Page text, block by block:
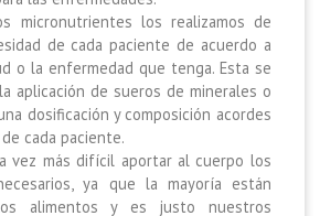
micronutrientes los realizamos de
de cada paciente de acuerdo a
o la enfermedad que tenga. Esta se
aplicación de sueros de minerales o
dosificación y composición acordes
cada paciente.
vez más difícil aportar al cuerpo los
ya que la mayoría están
alimentos y es justo nuestros